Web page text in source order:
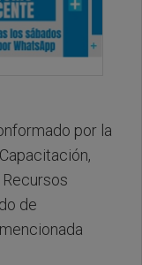
por la
de